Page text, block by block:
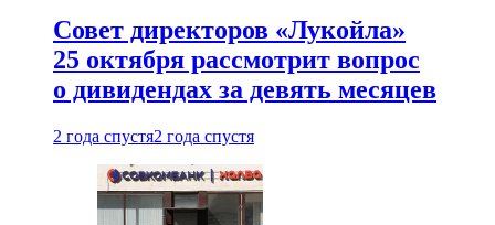
Совет директоров «Лукойла»
25 октября рассмотрит вопрос
о дивидендах за девять месяцев
2 года спустя2 года спустя